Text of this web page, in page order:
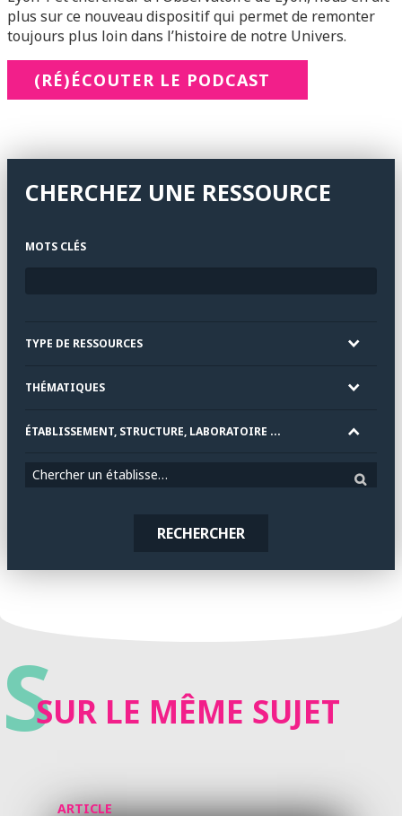
plus sur ce nouveau dispositif qui permet de remonter
toujours plus loin dans l’histoire de notre Univers.
(RÉ)ÉCOUTER LE PODCAST
CHERCHEZ UNE RESSOURCE
MOTS CLÉS
TYPE DE RESSOURCES
THÉMATIQUES
ÉTABLISSEMENT, STRUCTURE, LABORATOIRE ...
Chercher un établissement
RECHERCHER
SSUR LE MÊME SUJET
ARTICLE